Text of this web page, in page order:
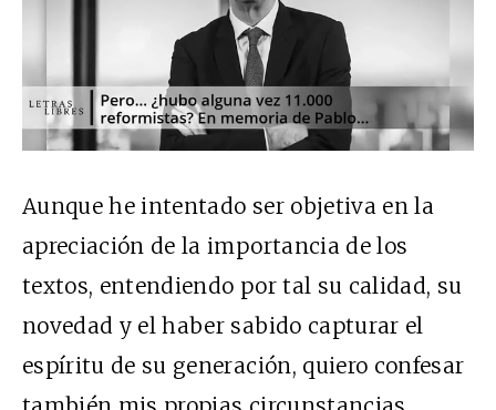
Aunque he intentado ser objetiva en la
apreciación de la importancia de los
textos, entendiendo por tal su calidad, su
novedad y el haber sabido capturar el
espíritu de su generación, quiero confesar